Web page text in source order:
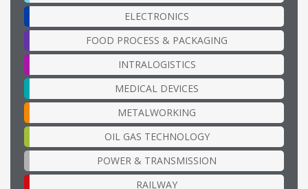
ELECTRONICS
FOOD PROCESS & PACKAGING
INTRALOGISTICS
MEDICAL DEVICES
METALWORKING
OIL GAS TECHNOLOGY
POWER & TRANSMISSION
RAILWAY